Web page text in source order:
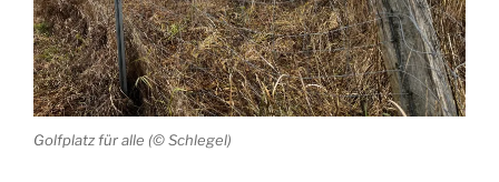
Golfplatz für alle (© Schlegel)